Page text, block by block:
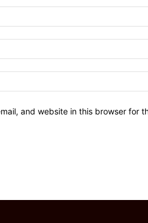
and website in this browser for